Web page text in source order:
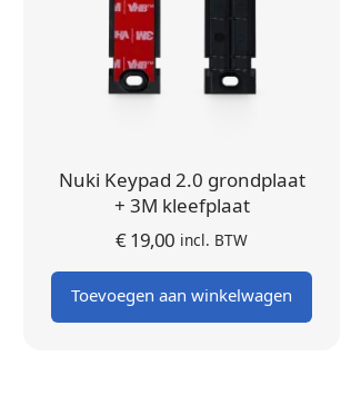
Nuki Keypad 2.0 grondplaat
+ 3M kleefplaat
€19,00 incl. BTW
Toevoegen aan winkelwagen